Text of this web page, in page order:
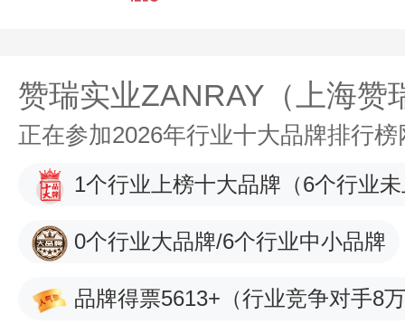
赞瑞实业ZANRAY（上海赞
正在参加2026年行业十大品牌排行
1个行业上榜十大品牌 （6个行业
0个行业大品牌/6个行业中小品牌
品牌得票5613+ （行业竞争对手8